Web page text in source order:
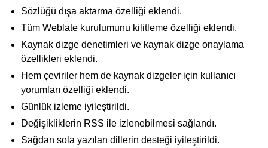
Sözlüğü dışa aktarma özelliği eklendi.
Tüm Weblate kurulumunu kilitleme özelliği eklendi.
Kaynak dizge denetimleri ve kaynak dizge onaylama
özellikleri eklendi.
Hem çeviriler hem de kaynak dizgeler için kullanıcı
yorumları özelliği eklendi.
Günlük izleme iyileştirildi.
Değişikliklerin RSS ile izlenebilmesi sağlandı.
Sağdan sola yazılan dillerin desteği iyileştirildi.